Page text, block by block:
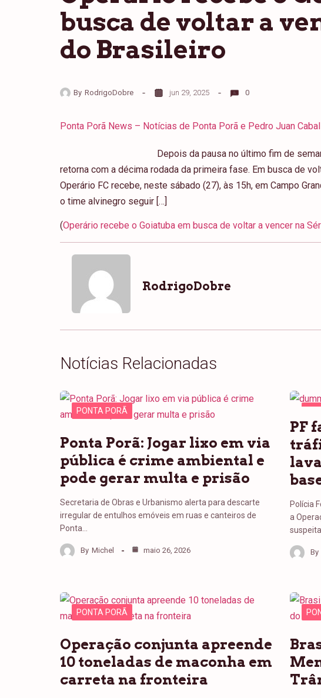
busca de voltar a
do Brasileiro
By RodrigoDobre jun 29, 2025 0
Ponta Porã News – Notícias de Ponta Porã e Pedro Juan
Depois da pausa no último fim de
retorna com a décima rodada da primeira fase. Em busca de
Operário FC recebe, neste sábado (27), às 15h, em Campo
o time alvinegro seguir […]
(Operário recebe o Goiatuba em busca de voltar a vencer na
RodrigoDobre
Notícias Relacionadas
PONTA PORÃ
Ponta Porã: Jogar lixo em via
pública é crime ambiental e
pode gerar multa e prisão
Secretaria de Obras e Urbanismo alerta para descarte
irregular de entulhos emóveis em ruas e canteiros de
Ponta…
By Michel maio 26, 2026
PF
Polícia
a
By
PONTA PORÃ
Operação conjunta apreende
10 toneladas de maconha em
carreta na fronteira